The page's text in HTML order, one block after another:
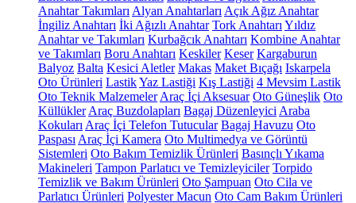
Anahtar Takımları Alyan Anahtarları Açık Ağız Anahtar
İngiliz Anahtarı İki Ağızlı Anahtar Tork Anahtarı Yıldız
Anahtar ve Takımları Kurbağcık Anahtarı Kombine Anahtar
ve Takımları Boru Anahtarı Keskiler Keser Kargaburun
Balyoz Balta Kesici Aletler Makas Maket Bıçağı Iskarpela
Oto Ürünleri LastikYaz Lastiği Kış Lastiği 4 Mevsim Lastik
Oto Teknik Malzemeler Araç İçi Aksesuar Oto Güneşlik Oto
Küllükler Araç Buzdolapları Bagaj Düzenleyici Araba
Kokuları Araç İçi Telefon Tutucular Bagaj Havuzu Oto
Paspası Araç İçi Kamera Oto Multimedya ve Görüntü
Sistemleri Oto Bakım Temizlik Ürünleri Basınçlı Yıkama
Makineleri Tampon Parlatıcı ve Temizleyiciler Torpido
Temizlik ve Bakım Ürünleri Oto Şampuan Oto Cila ve
Parlatıcı Ürünleri Polyester Macun Oto Cam Bakım Ürünleri